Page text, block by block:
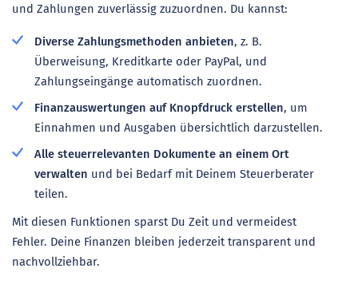
und Zahlungen zuverlässig zuzuordnen. Du kannst:
Diverse Zahlungsmethoden anbieten, z. B.
Überweisung, Kreditkarte oder PayPal, und
Zahlungseingänge automatisch zuordnen.
Finanzauswertungen auf Knopfdruck erstellen, um
Einnahmen und Ausgaben übersichtlich darzustellen.
Alle steuerrelevanten Dokumente an einem Ort
verwalten und bei Bedarf mit Deinem Steuerberater
teilen.
Mit diesen Funktionen sparst Du Zeit und vermeidest
Fehler. Deine Finanzen bleiben jederzeit transparent und
nachvollziehbar.